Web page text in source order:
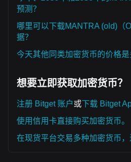
预测？
哪里可以下载MANTRA (old)（
据？
今天其他同类加密货币的价格是
想要立即获取加密货币？
注册 Bitget 账户或下载 Bitget
使用信用卡直接购买加密货币。
在现货平台交易多种加密货币，